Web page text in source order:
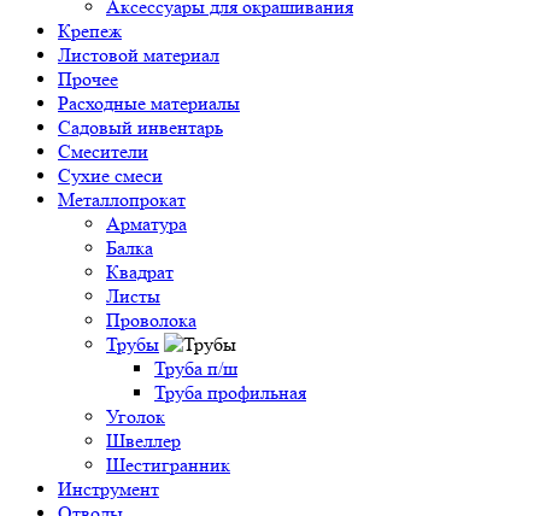
Аксессуары для окрашивания
Крепеж
Листовой материал
Прочее
Расходные материалы
Садовый инвентарь
Смесители
Сухие смеси
Металлопрокат
Арматура
Балка
Квадрат
Листы
Проволока
Трубы
Труба п/ш
Труба профильная
Уголок
Швеллер
Шестигранник
Инструмент